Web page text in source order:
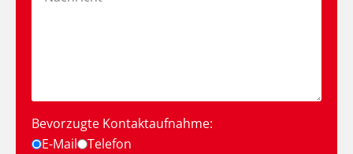
Bevorzugte Kontaktaufnahme:
E-Mail
Telefon